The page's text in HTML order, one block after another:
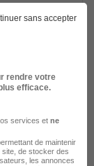
sans accepter
rendre votre
efficace.
services et ne
de maintenir
site, de stocker des
les annonces